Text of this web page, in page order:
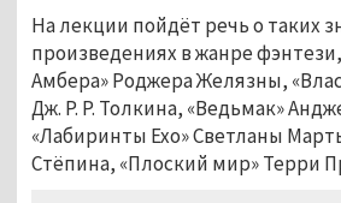
На лекции пойдёт речь о таких
произведениях в жанре
Амбера» Роджера Желязны,
Дж. Р. Р. Толкина, «Ведьмак»
«Лабиринты Ехо» Светланы
Стёпина, «Плоский мир» Терри